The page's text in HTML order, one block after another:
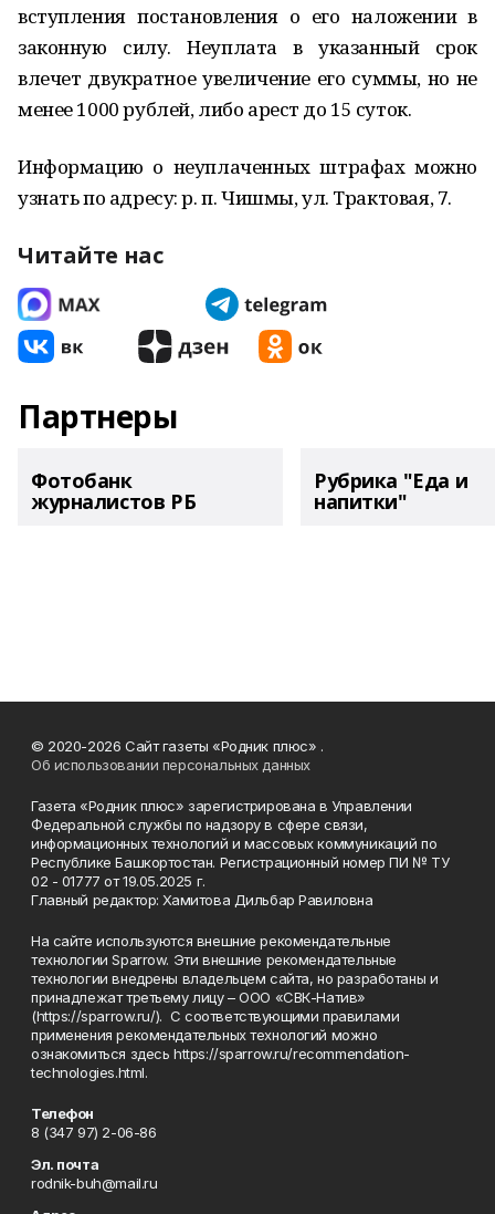
вступления постановления о его наложении в
законную силу. Неуплата в указанный срок
влечет двукратное увеличение его суммы, но не
менее 1000 рублей, либо арест до 15 суток.
Информацию о неуплаченных штрафах можно
узнать по адресу: р. п. Чишмы, ул. Трактовая, 7.
Читайте нас
Партнеры
Фотобанк
журналистов РБ
Рубрика "Еда и
напитки"
© 2020-2026 Сайт газеты «Родник плюс» .
Об использовании персональных данных
Газета «Родник плюс» зарегистрирована в Управлении
Федеральной службы по надзору в сфере связи,
информационных технологий и массовых коммуникаций по
Республике Башкортостан. Регистрационный номер ПИ № ТУ
02 - 01777 от 19.05.2025 г.
Главный редактор: Хамитова Дильбар Равиловна
На сайте используются внешние рекомендательные
технологии Sparrow. Эти внешние рекомендательные
технологии внедрены владельцем сайта, но разработаны и
принадлежат третьему лицу – ООО «СВК-Натив»
(https://sparrow.ru/). С соответствующими правилами
применения рекомендательных технологий можно
ознакомиться здесь https://sparrow.ru/recommendation-
technologies.html.
Телефон
8 (347 97) 2-06-86
Эл. почта
rodnik-buh@mail.ru